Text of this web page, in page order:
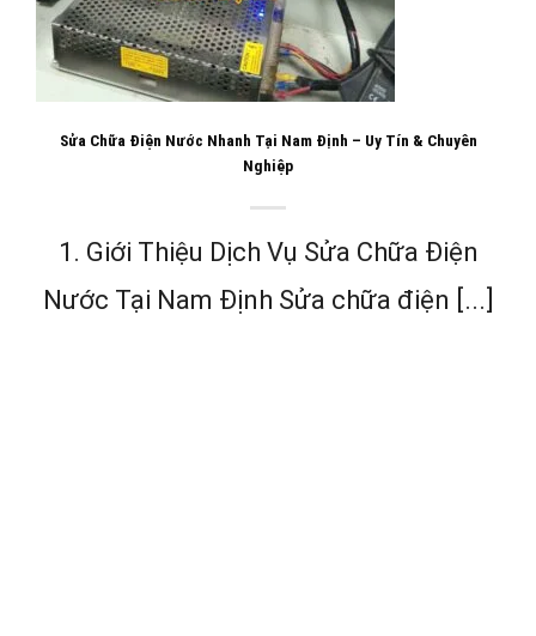
Sửa Chữa Điện Nước Nhanh Tại Nam Định – Uy Tín & Chuyên
Nghiệp
1. Giới Thiệu Dịch Vụ Sửa Chữa Điện
Nước Tại Nam Định Sửa chữa điện [...]